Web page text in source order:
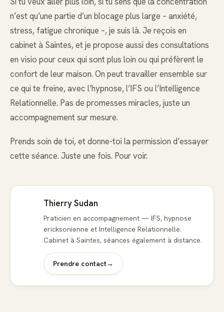
n’est qu’une partie d’un blocage plus large – anxiété,
stress, fatigue chronique –, je suis là. Je reçois en
cabinet à Saintes, et je propose aussi des consultations
en visio pour ceux qui sont plus loin ou qui préfèrent le
confort de leur maison. On peut travailler ensemble sur
ce qui te freine, avec l’hypnose, l’IFS ou l’Intelligence
Relationnelle. Pas de promesses miracles, juste un
accompagnement sur mesure.
Prends soin de toi, et donne-toi la permission d’essayer
cette séance. Juste une fois. Pour voir.
Thierry Sudan
Praticien en accompagnement — IFS, hypnose
ericksonienne et Intelligence Relationnelle.
Cabinet à Saintes, séances également à distance.
Prendre contact→